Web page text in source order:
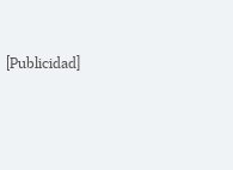
[Publicidad]